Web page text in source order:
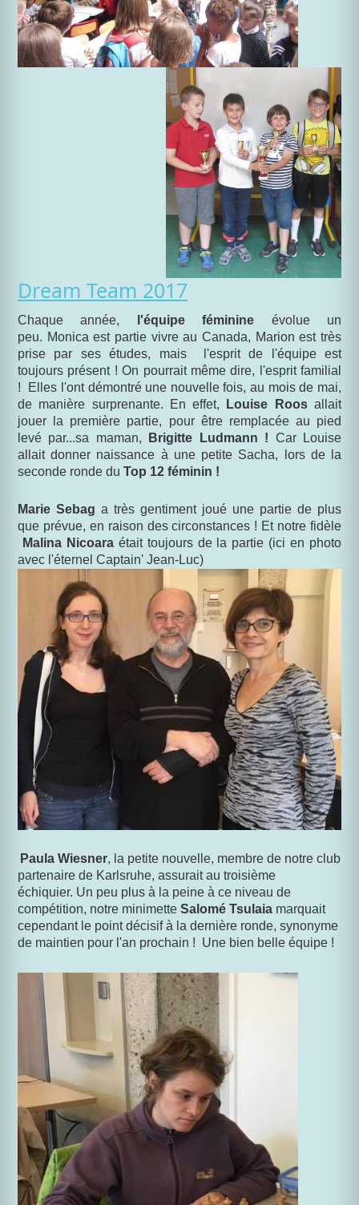
Dream Team 2017
Chaque année, l'équipe féminine évolue un
peu. Monica est partie vivre au Canada, Marion est très
prise par ses études, mais l'esprit de l'équipe est
toujours présent ! On pourrait même dire, l'esprit familial
! Elles l'ont démontré une nouvelle fois, au mois de mai,
de manière surprenante. En effet,
Louise Roosallait
jouer la première partie, pour être remplacée au pied
levé par...sa maman,
Brigitte Ludmann ! Car Louise
allait donner naissance à une petite Sacha, lors de la
seconde ronde du Top 12 féminin !
Marie Sebag a très gentiment joué une partie de plus
que prévue, en raison des circonstances ! Et notre fidèle
Malina Nicoara était toujours de la partie (ici en photo
avec l'éternel Captain' Jean-Luc)
Paula Wiesner, la petite nouvelle, membre de notre club
partenaire de Karlsruhe, assurait au troisième
échiquier. Un peu plus à la peine à ce niveau de
compétition, notre minimette Salomé Tsulaia marquait
cependant le point décisif à la dernière ronde, synonyme
de maintien pour l'an prochain ! Une bien belle équipe !